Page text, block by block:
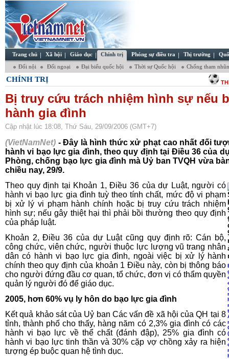
Trang chủ Xã hội Giáo dục Chính trị Phóng sự điều tra Thị trường
Đối nội Đối ngoại Đại biểu quốc hội Thời sự Quốc hội Chống tham
CHÍNH TRỊ
Bị truy cứu trách nhiệm hình sự nếu
hành gia đình
Cập nhật lúc 18:08, Thứ Sáu, 29/09/2006 (GMT+7)
(VietNamNet) - Đây là hình thức xử phạt cao nhất đối
hành vi bạo lực gia đình, theo quy định tại Điều 36 của
Phòng, chống bạo lực gia đình mà Uỷ ban TVQH vừa
chiều nay, 29/9.
Theo quy định tại Khoản 1, Điều 36 của dự Luật, người có
hành vi bạo lực gia đình tuỳ theo tính chất, mức độ vi phạm
bị xử lý vi phạm hành chính hoặc bị truy cứu trách nhiệm
hình sự; nếu gây thiệt hại thì phải bồi thường theo quy định
của pháp luật.
Khoản 2, Điều 36 của dự Luật cũng quy định rõ: Cán bộ,
công chức, viên chức, người thuộc lực lượng vũ trang nhân
dân có hành vi bạo lực gia đình, ngoài việc bị xử lý hành
chính theo quy định của khoản 1 Điều này, còn bị thông báo
cho người đứng đầu cơ quan, tổ chức, đơn vị có thẩm quyền
quản lý người đó để giáo dục.
2005, hơn 60% vụ ly hôn do bạo lực gia đình
Kết quả khảo sát của Uỷ ban Các vấn đề xã hội của QH tại 8
tỉnh, thành phố cho thấy, hàng năm có 2,3% gia đình có các
hành vi bạo lực về thể chất (đánh đập), 25% gia đình có
hành vi bạo lực tinh thần và 30% cặp vợ chồng xảy ra hiện
tượng ép buộc quan hệ tình dục.